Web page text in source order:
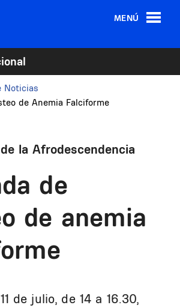
MENÚ
Noticias
de Anemia Falciforme
la Afrodescendencia
de
de anemia
de julio, de 14 a 16.30,